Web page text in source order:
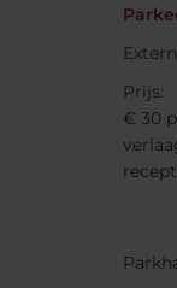
Prijs:
€ 30